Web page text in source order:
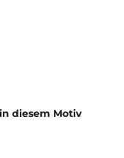
diesem Motiv